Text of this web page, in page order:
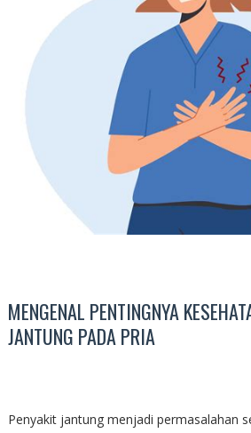
MENGENAL PENTINGNYA
JANTUNG PADA PRIA
Penyakit jantung menjadi permasalahan